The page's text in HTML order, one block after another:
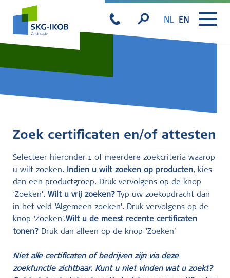
NL EN
Zoek certificaten en/of attesten
Selecteer hieronder 1 of meerdere zoekcriteria waarop
u wilt zoeken. Indien u wilt zoeken op producten, kies
dan een productgroep. Druk vervolgens op de knop
‘Zoeken’. Wilt u vrij zoeken? Typ uw zoekopdracht dan
in het veld ‘Algemeen zoeken’. Druk vervolgens op de
knop ‘Zoeken’.Wilt u de meest recente certificaten
tonen? Druk dan alleen op de knop ‘Zoeken’
Niet alle certificaten of bedrijven zijn via deze
zoekfunctie zichtbaar. Kunt u niet vinden wat u zoekt?